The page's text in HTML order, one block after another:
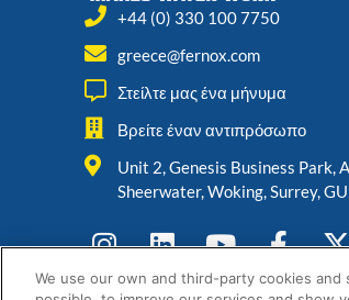
+44 (0) 330 100 7750
greece@fernox.com
Στείλτε μας ένα μήνυμα
Βρείτε έναν αντιπρόσωπο
Unit 2, Genesis Business Park,
Sheerwater, Woking, Surrey,
We use our own and third-party cookies